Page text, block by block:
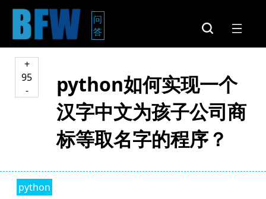
问
答
+
95
-
python如何实现一个
汉字中文为孩子公司商
标等取名字的程序？
python